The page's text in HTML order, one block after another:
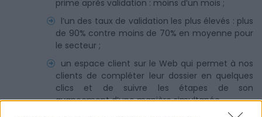
prime après validation : moins d’un mois ;
l’un des taux de validation les plus élevés : plus
de 90% contre moins de 70% en moyenne pour
le secteur ;
un espace client sur le Web qui permet à nos
clients de compléter leur dossier en quelques
clics et de suivre les étapes de son
avancement d’une manière simultanée.